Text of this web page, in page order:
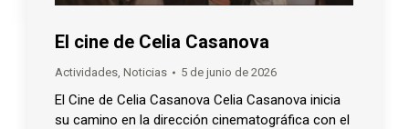
El cine de Celia Casanova
Actividades Noticias 5 de junio de 2026
El Cine de Celia Casanova Celia Casanova inicia
su camino en la dirección cinematográfica con el